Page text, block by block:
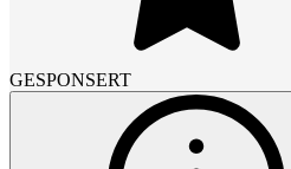
GESPONSERT